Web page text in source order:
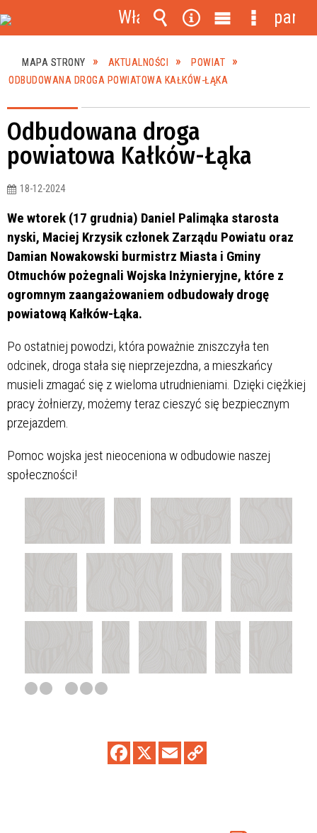
MAPA STRONY AKTUALNOŚCI
POWIAT
ODBUDOWANA DROGA POWIATOWA KAŁKÓW-ŁĄKA
Odbudowana droga
powiatowa Kałków-Łąka
18-12-2024
We wtorek (17 grudnia) Daniel Palimąka starosta
nyski, Maciej Krzysik członek Zarządu Powiatu oraz
Damian Nowakowski burmistrz Miasta i Gminy
Otmuchów pożegnali Wojska Inżynieryjne, które z
ogromnym zaangażowaniem odbudowały drogę
powiatową Kałków-Łąka.
Po ostatniej powodzi, która poważnie zniszczyła ten
odcinek, droga stała się nieprzejezdna, a mieszkańcy
musieli zmagać się z wieloma utrudnieniami. Dzięki ciężkiej
pracy żołnierzy, możemy teraz cieszyć się bezpiecznym
przejazdem.
Pomoc wojska jest nieoceniona w odbudowie naszej
społeczności!
Włącz
powiadomienia
Wyszukiwarka
Narzędzia
Menu
główne
Menu
panel